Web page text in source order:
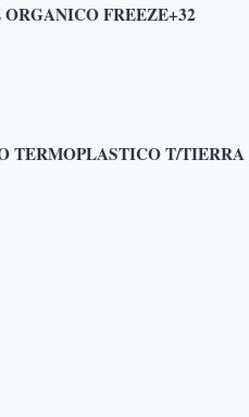
FREEZE+32
TERMOPLASTICO T/TIERRA